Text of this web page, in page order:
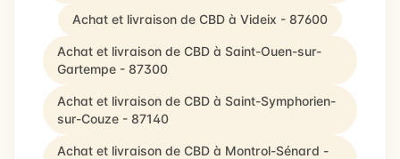
Achat et livraison de CBD à Videix - 87600
Achat et livraison de CBD à Saint-Ouen-sur-
Gartempe - 87300
Achat et livraison de CBD à Saint-Symphorien-
sur-Couze - 87140
Achat et livraison de CBD à Montrol-Sénard -